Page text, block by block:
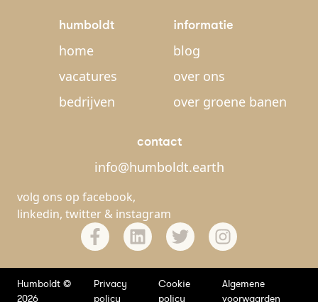
humboldt
home
vacatures
bedrijven
informatie
blog
over ons
over groene banen
contact
info@humboldt.earth
volg ons op facebook,
linkedin, twitter & instagram
Humboldt ©
2026
Privacy
policy
Cookie
policy
Algemene
voorwaarden